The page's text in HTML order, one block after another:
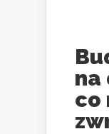
na
co